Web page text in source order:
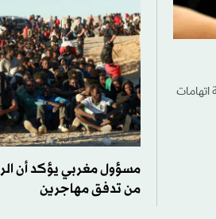
اتهامات
مسؤول مغربي يؤكد أن
من تدفق مهاجرين